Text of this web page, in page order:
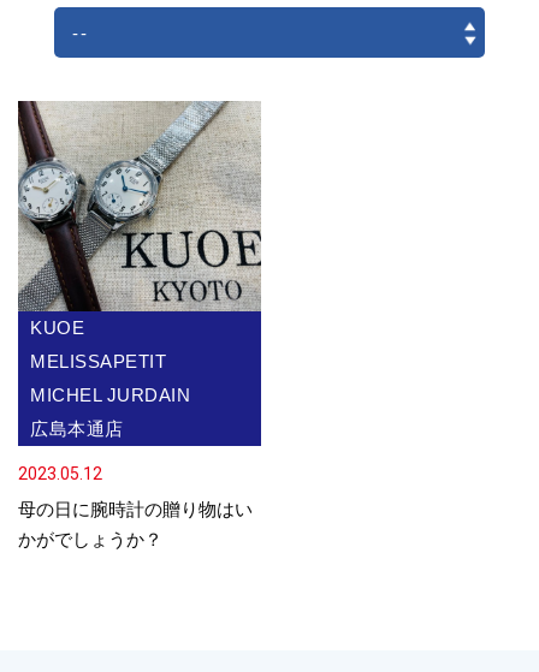
KUOE
MELISSAPETIT
MICHEL JURDAIN
広島本通店
2023.05.12
母の日に腕時計の贈り物はい
かがでしょうか？